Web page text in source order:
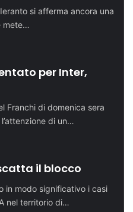
si afferma ancora una
mete…
per Inter,
Franchi di domenica sera
di un…
il blocco
in modo significativo i casi
nel territorio di…